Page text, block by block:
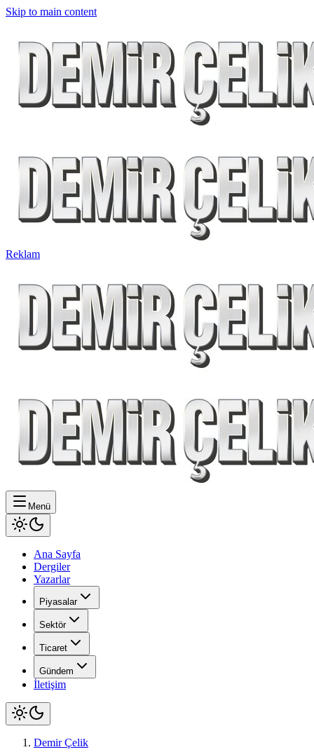
Skip to main content
Reklam
Menü
Ana Sayfa
Dergiler
Yazarlar
Piyasalar
Sektör
Ticaret
Gündem
İletişim
Demir Çelik